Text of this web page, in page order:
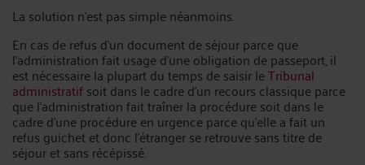
La solution n’est pas simple néanmoins.
En cas de refus d’un document de séjour parce que
l’administration fait usage d’une obligation de passeport, il
est nécessaire la plupart du temps de saisir leTribunal
administratifsoit dans le cadre d’un recours classique parce
que l’administration fait traîner la procédure soit dans le
cadre d’une procédure en urgence parce qu’elle a fait un
refus guichet et donc l’étranger se retrouve sans titre de
séjour et sans récépissé.